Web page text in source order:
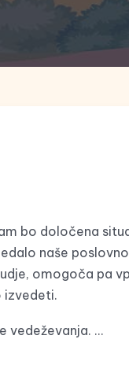
bo določena
naše
omogoča pa
izvedeti.
vedeževanja. …